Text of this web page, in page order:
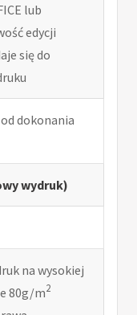
lub
edycji
się do
dokonania
wydruk)
na wysokiej
80g/m2